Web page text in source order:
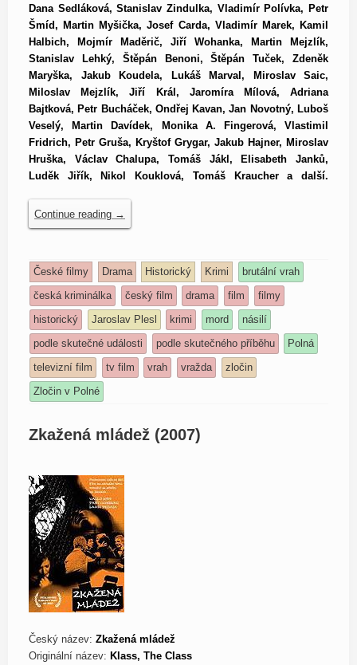
Dana Sedláková, Stanislav Zindulka, Vladimír Polívka, Petr
Šmíd, Martin Myšička, Josef Carda, Vladimír Marek, Kamil
Halbich, Mojmír Maděrič, Jiří Wohanka, Martin Mejzlík,
Stanislav Lehký, Štěpán Benoni, Štěpán Tuček, Zdeněk
Maryška, Jakub Koudela, Lukáš Marval, Miroslav Saic,
Miloslav Mejzlík, Jiří Král, Jaromíra Mílová, Adriana
Bajtková, Petr Bucháček, Ondřej Kavan, Jan Novotný, Luboš
Veselý, Martin Davídek, Monika A. Fingerová, Vlastimil
Fridrich, Petr Gruša, Kryštof Grygar, Jakub Hajner, Miroslav
Hruška, Václav Chalupa, Tomáš Jákl, Elisabeth Janků,
Luděk Jiřík, Nikol Kouklová, Tomáš Kraucher a další.
Continue reading →
České filmy Drama Historický Krimi
brutální vrah
česká kriminálka
český film drama film
filmy
historický
Jaroslav Plesl krimi mord
násilí
podle skutečné události
podle skutečného příběhu
Polná
televizní film
tv film vrah vražda
zločin
Zločin v Polné
Zkažená mládež (2007)
Český název: Zkažená mládež
Originální název: Klass, The Class